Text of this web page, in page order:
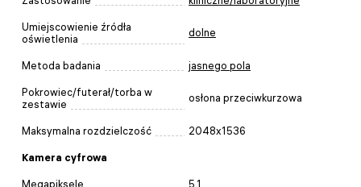
Umiejscowienie źródła
oświetlenia
dolne
Metoda badania jasnego pola
Pokrowiec/futerał/torba w
zestawie
osłona przeciwkurzowa
Maksymalna rozdzielczość 2048x1536
Kamera cyfrowa
Megapiksele 5.1